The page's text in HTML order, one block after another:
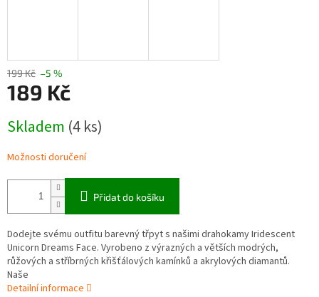
199 Kč –5 %
189 Kč
cena:
Skladem (4 ks)
Možnosti doručení
Přidat do košíku
Dodejte svému outfitu barevný třpyt s našimi drahokamy Iridescent
Unicorn Dreams Face. Vyrobeno z výrazných a větších modrých,
růžových a stříbrných křišťálových kamínků a akrylových diamantů.
Naše
Detailní informace